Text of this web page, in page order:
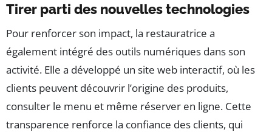
Tirer parti des nouvelles technologies
Pour renforcer son impact, la restauratrice a
également intégré des outils numériques dans son
activité. Elle a développé un site web interactif, où les
clients peuvent découvrir l’origine des produits,
consulter le menu et même réserver en ligne. Cette
transparence renforce la confiance des clients, qui